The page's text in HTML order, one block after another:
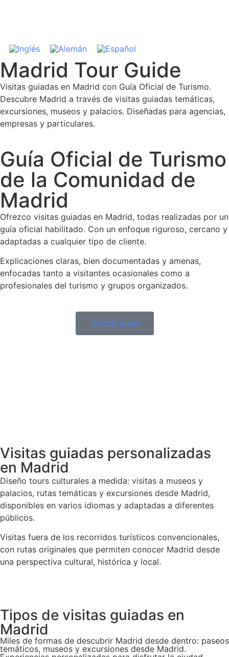
Madrid Tour Guide
Visitas guiadas en Madrid con Guía Oficial de Turismo.
Descubre Madrid a través de visitas guiadas temáticas,
excursiones, museos y palacios. Diseñadas para agencias,
empresas y particulares.
Guía Oficial de Turismo
de la Comunidad de
Madrid
Ofrezco visitas guiadas en Madrid, todas realizadas por un
guía oficial habilitado. Con un enfoque riguroso, cercano y
adaptadas a cualquier tipo de cliente.
Explicaciones claras, bien documentadas y amenas,
enfocadas tanto a visitantes ocasionales como a
profesionales del turismo y grupos organizados.
Contáctame
Visitas guiadas personalizadas
en Madrid
Diseño tours culturales a medida: visitas a museos y
palacios, rutas temáticas y excursiones desde Madrid,
disponibles en varios idiomas y adaptadas a diferentes
públicos.
Visitas fuera de los recorridos turísticos convencionales,
con rutas originales que permiten conocer Madrid desde
una perspectiva cultural, histórica y local.
Tipos de visitas guiadas en
Madrid
Miles de formas de descubrir Madrid desde dentro: paseos
temáticos, museos y excursiones desde Madrid.